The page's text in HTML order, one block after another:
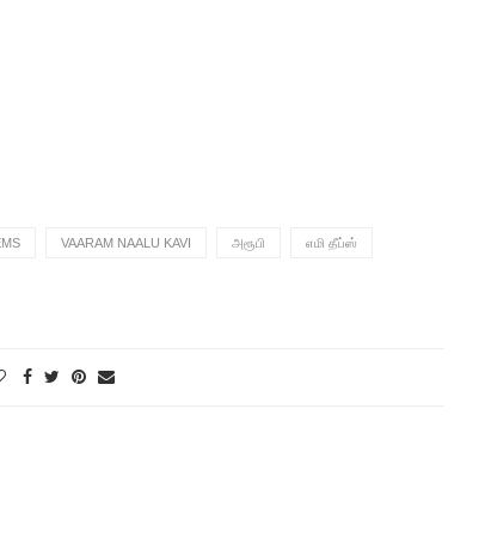
VAARAM NAALU KAVI அரூபி எமி தீப்ஸ்